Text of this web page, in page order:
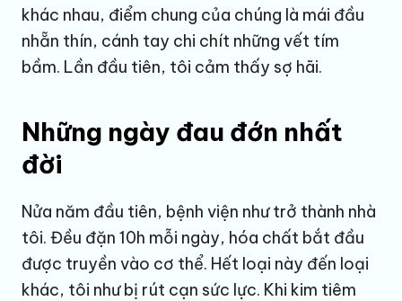
khác nhau, điểm chung của chúng là mái đầu
nhẵn thín, cánh tay chi chít những vết tím
bầm. Lần đầu tiên, tôi cảm thấy sợ hãi.
Những ngày đau đớn nhất
đời
Nửa năm đầu tiên, bệnh viện như trở thành nhà
tôi. Đều đặn 10h mỗi ngày, hóa chất bắt đầu
được truyền vào cơ thể. Hết loại này đến loại
khác, tôi như bị rút cạn sức lực. Khi kim tiêm